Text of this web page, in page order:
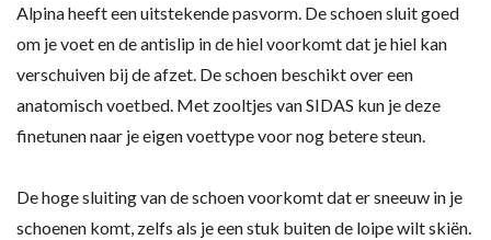
Alpina heeft een uitstekende pasvorm. De schoen sluit goed
om je voet en de antislip in de hiel voorkomt dat je hiel kan
verschuiven bij de afzet. De schoen beschikt over een
anatomisch voetbed. Met zooltjes van SIDAS kun je deze
finetunen naar je eigen voettype voor nog betere steun.
De hoge sluiting van de schoen voorkomt dat er sneeuw in je
schoenen komt, zelfs als je een stuk buiten de loipe wilt skiën.